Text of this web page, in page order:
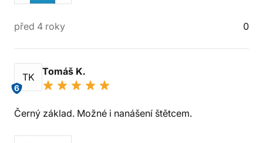
před 4 roky 0
TK
6
Tomáš K.
Černý základ. Možné i nanášení štětcem.